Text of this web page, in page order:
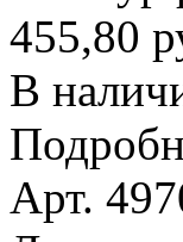
455,80
В
Арт.